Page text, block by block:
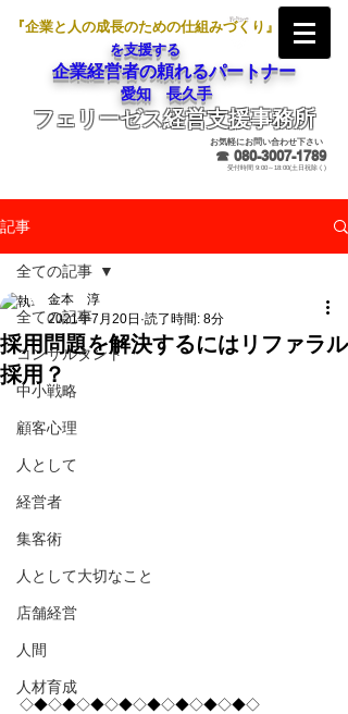
『企業と人の成長のための仕組みづくり』
を支援する
企業経営者の頼れるパートナー
愛知 長久手
フェリーゼス経営支援事務所
お気軽にお問い合わせ下さい
☎ 080-3007-1789
受付時間 9:00～18:00(土日祝除く)
記事
全ての記事
コンサルタント
中小戦略
顧客心理
人として
経営者
集客術
人として大切なこと
店舗経営
人間
人材育成
全ての記事
採用問題を解決するにはリファラル
採用？
金本 淳
2021年7月20日 読了時間: 8分
◇◆◇◆◇◆◇◆◇◆◇◆◇◆◇◆◇